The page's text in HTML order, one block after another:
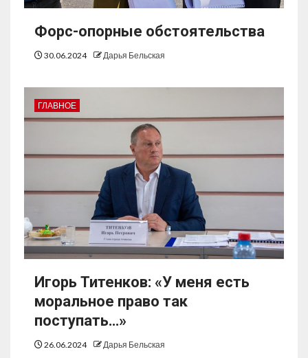
Форс-опорные обстоятельства
30.06.2024 Дарья Бельская
ГЛАВНОЕ
Игорь Титенков: «У меня есть
моральное право так
поступать…»
26.06.2024 Дарья Бельская